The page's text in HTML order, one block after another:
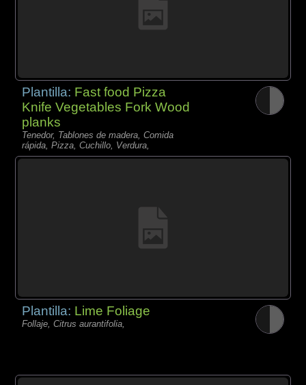
Plantilla: Fast food Pizza
Knife Vegetables Fork Wood
planks
Tenedor, Tablones de madera, Comida
rápida, Pizza, Cuchillo, Verdura,
Plantilla: Lime Foliage
Follaje, Citrus aurantifolia,